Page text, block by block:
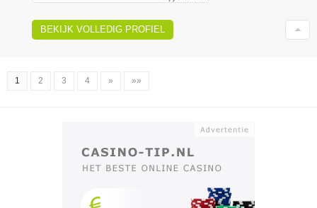
BEKIJK VOLLEDIG PROFIEL
1 2 3 4 » »»